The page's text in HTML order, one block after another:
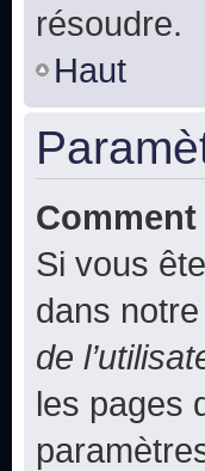
résoudre.
Haut
Si vous
dans
de
les pages